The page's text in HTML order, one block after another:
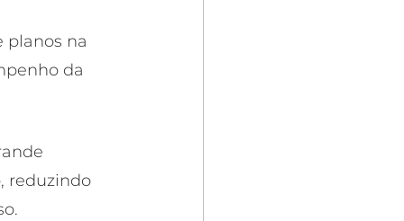
planos na
da
reduzindo